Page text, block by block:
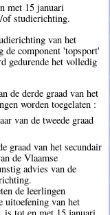
met 15 januari
of studierichting.
van het
de component 'topsport'
gedurende het volledig
de derde graad van het
worden toegelaten :
van de tweede graad
graad van het secundair
de Vlaamse
advies van de
de leerlingen
uitoefening van het